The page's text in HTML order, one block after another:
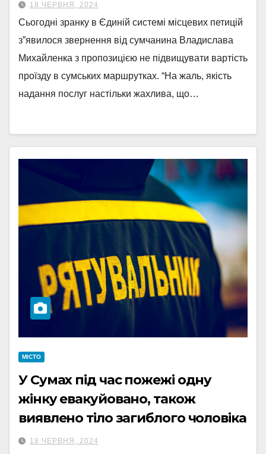
18 ЧЕРВНЯ, 2024
Сьогодні зранку в Єдиній системі місцевих петицій
з”явилося звернення від сумчанина Владислава
Михайленка з пропозицією не підвищувати вартість
проїзду в сумських маршрутках. “На жаль, якість
надання послуг настільки жахлива, що…
МІСТО
У Сумах під час пожежі одну
жінку евакуйовано, також
виявлено тіло загиблого чоловіка
18 ЧЕРВНЯ, 2024